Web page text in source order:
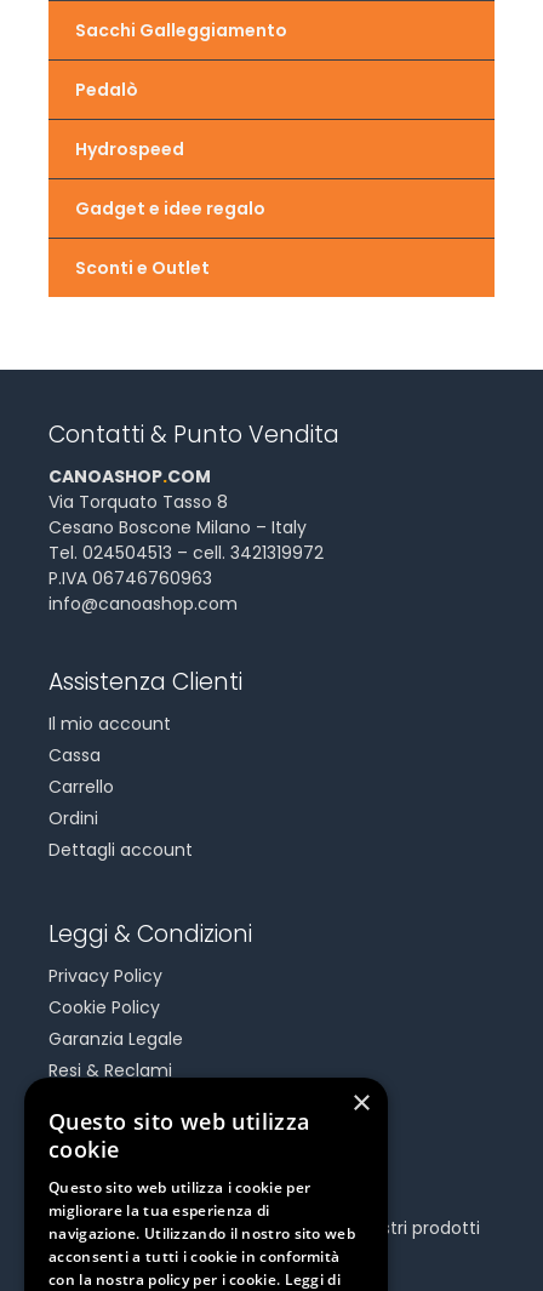
Sacchi Galleggiamento
Pedalò
Hydrospeed
Gadget e idee regalo
Sconti e Outlet
Contatti & Punto Vendita
CANOASHOP.COM
Via Torquato Tasso 8
Cesano Boscone Milano – Italy
Tel. 024504513 – cell. 3421319972
P.IVA 06746760963
info@canoashop.com
Assistenza Clienti
Il mio account
Cassa
Carrello
Ordini
Dettagli account
Leggi & Condizioni
Privacy Policy
Cookie Policy
Garanzia Legale
Resi & Reclami
Be Social
Seguici e rimani aggiornato su tutti i nostri prodotti
e iniziative.
×
Questo sito web utilizza
cookie
Questo sito web utilizza i cookie per
migliorare la tua esperienza di
navigazione. Utilizzando il nostro sito web
acconsenti a tutti i cookie in conformità
con la nostra policy per i cookie. Leggi di